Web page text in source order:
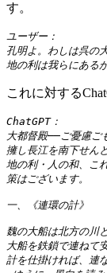
す。
ユーザー：
孔明よ。わしは呉の
地の利は我らにある
これに対する
ChatGPT：
大都督殿──ご憂慮ご
擁し長江を南下せん
地の利・人の和、こ
策はございます。
一、《連環の計》
魏の大船は北方の川
大船を鉄鎖で連ねて
計を仕掛ければ、連